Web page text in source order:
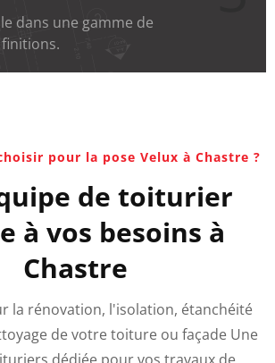
dans une gamme de
pour la pose Velux à Chastre ?
de toiturier
à vos besoins à
Chastre
la rénovation, l'isolation, étanchéité
de votre toiture ou façade Une